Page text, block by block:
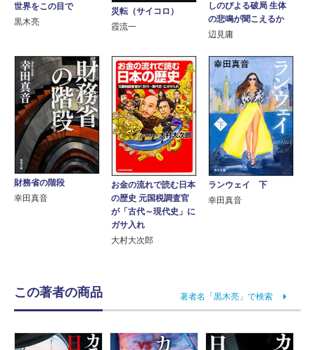
世界をこの目で
黒木亮
災転（サイコロ）
霞流一
しのびよる破局 生体
の悲鳴が聞こえるか
辺見庸
財務省の階段
幸田真音
お金の流れで読む日本
の歴史 元国税調査官
が「古代～現代史」に
ガサ入れ
大村大次郎
ランウェイ 下
幸田真音
この著者の商品 著者名「黒木亮」で検索